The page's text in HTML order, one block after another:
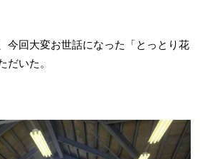
今回大変お世話になった「とっとり花
だいた。